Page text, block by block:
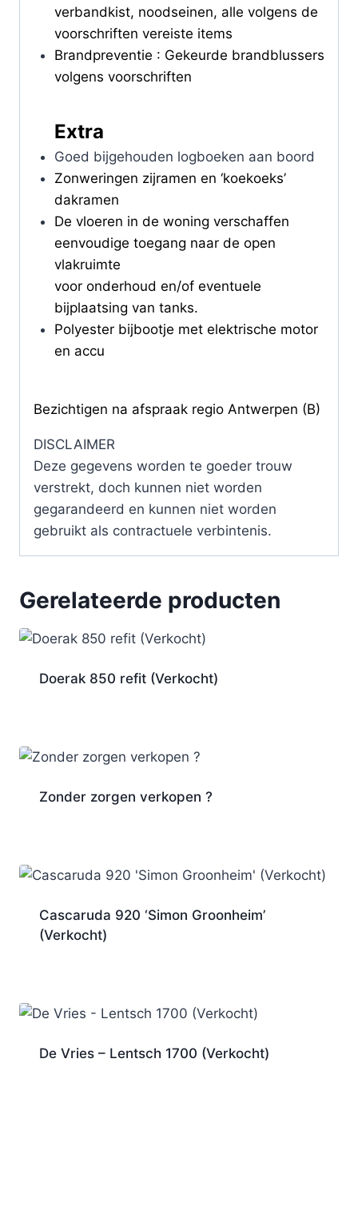
verbandkist, noodseinen, alle volgens de
voorschriften vereiste items
Brandpreventie : Gekeurde brandblussers
volgens voorschriften
Extra
Goed bijgehouden logboeken aan boord
Zonweringen zijramen en ‘koekoeks’
dakramen
De vloeren in de woning verschaffen
eenvoudige toegang naar de open
vlakruimte
voor onderhoud en/of eventuele
bijplaatsing van tanks.
Polyester bijbootje met elektrische motor
en accu
Bezichtigen na afspraak regio Antwerpen (B)
DISCLAIMER
Deze gegevens worden te goeder trouw
verstrekt, doch kunnen niet worden
gegarandeerd en kunnen niet worden
gebruikt als contractuele verbintenis.
Gerelateerde producten
Doerak 850 refit (Verkocht)
Zonder zorgen verkopen ?
Cascaruda 920 ‘Simon Groonheim’
(Verkocht)
De Vries – Lentsch 1700 (Verkocht)